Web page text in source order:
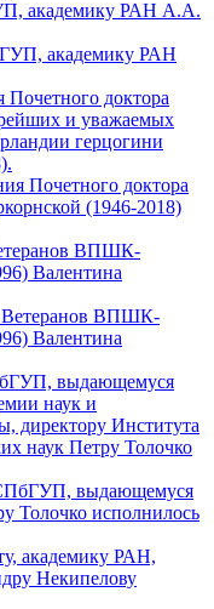
академику РАН
Почетного доктора
(1946-2018)
Ветеранов ВПШК-
Валентина
выдающемуся
Толочко исполнилось